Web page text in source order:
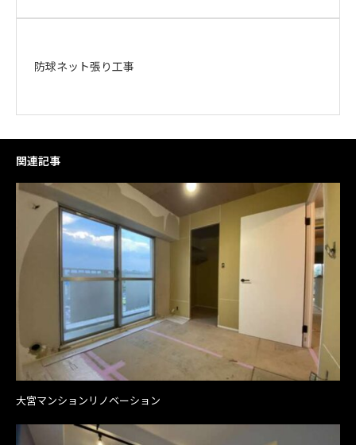
防球ネット張り工事
関連記事
大宮マンションリノベーション